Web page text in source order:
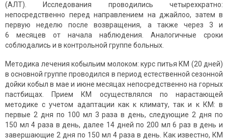
(АЛТ). Исследования проводились четырехкратно:
непосредственно перед направлением на джайлоо, затем в
первую неделю после возвращения, а также через 3 и
6 месяцев от начала наблюдения. Аналогичные сроки
соблюдались и в контрольной группе больных.
Методика лечения кобыльим молоком: курс питья КМ (20 дней)
в основной группе проводился в период естественной сезонной
дойки кобыл в мае и июне месяцах непосредственно на горных
пастбищах. Прием КМ осуществлялся по нарастающей
методике с учетом адаптации как к климату, так и к КМ: в
первые 2 дня по 100 мл 3 раза в день, следующие 2 дня по
150 мл 4 раза в день, далее 14 дней по 200 мл 6 раз в день и
завершающие 2 дня по 150 мл 4 раза в день. Как известно, КМ